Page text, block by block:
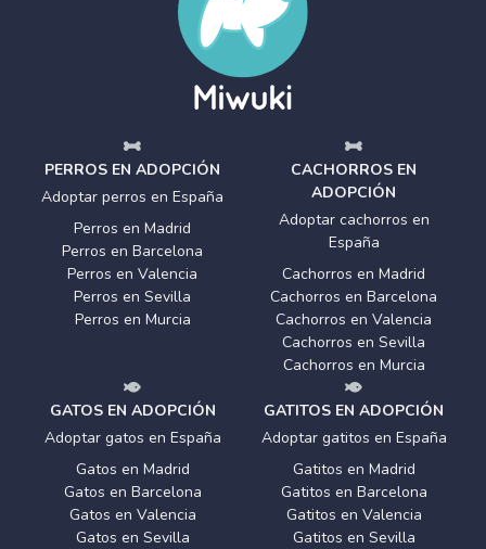
PERROS EN ADOPCIÓN
Adoptar perros en España
Perros en Madrid
Perros en Barcelona
Perros en Valencia
Perros en Sevilla
Perros en Murcia
CACHORROS EN
ADOPCIÓN
Adoptar cachorros en
España
Cachorros en Madrid
Cachorros en Barcelona
Cachorros en Valencia
Cachorros en Sevilla
Cachorros en Murcia
GATOS EN ADOPCIÓN
Adoptar gatos en España
Gatos en Madrid
Gatos en Barcelona
Gatos en Valencia
Gatos en Sevilla
GATITOS EN ADOPCIÓN
Adoptar gatitos en España
Gatitos en Madrid
Gatitos en Barcelona
Gatitos en Valencia
Gatitos en Sevilla